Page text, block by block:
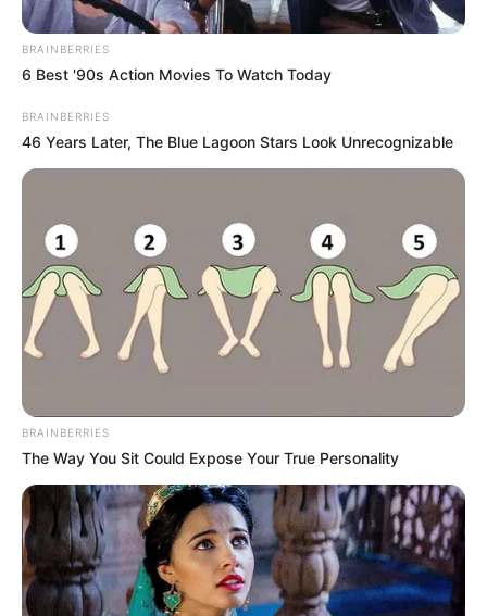
Más de 450 soldados blindan a
ELN este 7 de agosto
EXPLOSIVOS
Ad portas de la posesión
presidencial de Abelardo
explosivo
DISIDENCIAS DE LAS FARC
Dos disidentes del frente
33 de las Farc se
entregaron a la justicia en
el Catatumbo
BRAINBERRIES
6 Best '90s Action Movies To Watch Today
BRAINBERRIES
46 Years Later, The Blue Lagoon Stars Look Unrecognizable
BRAINBERRIES
The Way You Sit Could Expose Your True Personality